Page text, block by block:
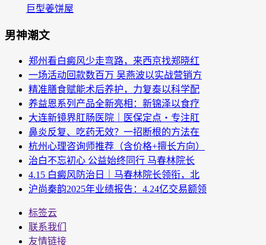
巨型姜饼屋
男神潮文
郑州看白癜风少走弯路，来西京找郑晓红
一场活动回款数百万 吴燕波以实战营销方
精准膳食赋能术后养护，力复泰以科学配
养益恩系列产品全新亮相：新锦泽以食疗
大连新镜界肛肠医院｜医保定点・专注肛
鼻炎反复、吃药无效？一招断根的方法在
杭州心理咨询师推荐（含价格+擅长方向）
治白不忘初心 公益始终同行 马春林院长
4.15 白癜风防治日｜马春林院长领衔，北
沪尚秦韵2025年业绩报告：4.24亿交易额领
标签云
联系我们
友情链接